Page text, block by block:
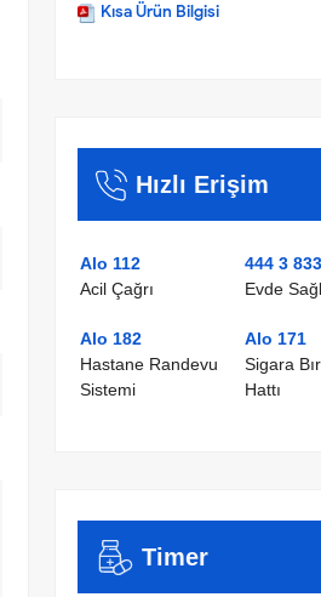
Kısa Ürün Bilgisi
Hızlı Erişim
Alo 112
Acil Çağrı
444 3 833
Evde
Alo 182
Hastane Randevu
Sistemi
Alo 171
Sigara
Hattı
Timer